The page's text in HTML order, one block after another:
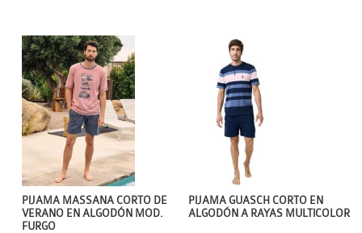
PIJAMA GUASCH CORTO EN
ALGODÓN A RAYAS MULTICOLOR
PIJAMA MASSANA CORTO DE
VERANO EN ALGODÓN MOD.
FURGO